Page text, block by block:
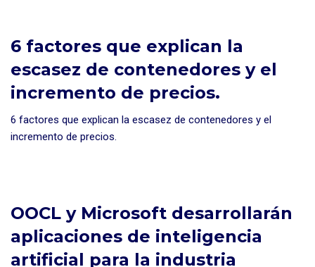
6 factores que explican la
escasez de contenedores y el
incremento de precios.
6 factores que explican la escasez de contenedores y el
incremento de precios.
OOCL y Microsoft desarrollarán
aplicaciones de inteligencia
artificial para la industria